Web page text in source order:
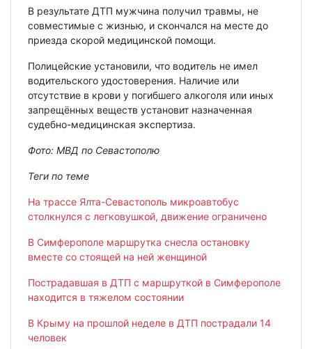
В результате ДТП мужчина получил травмы, не
совместимые с жизнью, и скончался на месте до
приезда скорой медицинской помощи.
Полицейские установили, что водитель не имел
водительского удостоверения. Наличие или
отсутствие в крови у погибшего алкоголя или иных
запрещённых веществ установит назначенная
судебно-медицинская экспертиза.
Фото: МВД по Севастополю
Теги по теме
На трассе Ялта-Севастополь микроавтобус
столкнулся с легковушкой, движение ограничено
В Симферополе маршрутка снесла остановку
вместе со стоящей на ней женщиной
Пострадавшая в ДТП с маршруткой в Симферополе
находится в тяжелом состоянии
В Крыму на прошлой неделе в ДТП пострадали 14
человек